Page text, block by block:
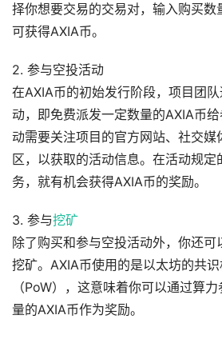
择你想要交易的交易对，输入购买数
可获得AXIA币。
2. 参与空投活动
在AXIA币的初始发行阶段，项目团
动，即免费派发一定数量的AXIA币
动需要关注项目的官方网站、社交媒
区，以获取的活动信息。在活动规
务，就有机会获得AXIA币的奖励。
3. 参与挖矿
除了购买和参与空投活动外，你还可
挖矿。AXIA币使用的是以太坊的共
（PoW），这意味着你可以通过算
量的AXIA币作为奖励。